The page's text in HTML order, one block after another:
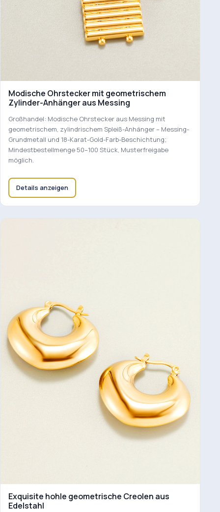
Modische Ohrstecker mit geometrischem
Zylinder-Anhänger aus Messing
Großhandel: Modische Ohrstecker aus Messing mit
geometrischem, zylindrischem Spleiß-Anhänger – Messing-
Grundmetall und 18-Karat-Gold-Farb-Beschichtung;
Mindestbestellmenge 50–100 Stück, Musterfreigabe
möglich.
Details anzeigen
Exquisite hohle geometrische Creolen aus
Edelstahl